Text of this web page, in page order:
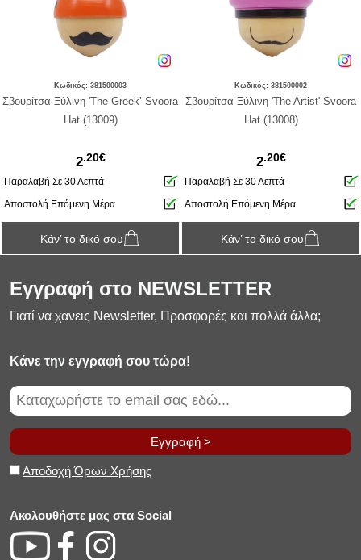
Κωδικός: 381500003
Σβουρίτσα Ξύλινη 'The Greek’ Svoora
Hat (13009)
2.20€
Παραλαβή Σε 30 Λεπτά
Αποστολή Επόμενη Μέρα
Κάν’ το δικό σου
Κωδικός: 381500002
Σβουρίτσα Ξύλινη 'The Artist' Svoora
Hat (13008)
2.20€
Παραλαβή Σε 30 Λεπτά
Αποστολή Επόμενη Μέρα
Κάν’ το δικό σου
Εγγραφή στο NEWSLETTER
Γιατί να χανεις Newsletter, Προσφορές και πολλά άλλα;
Κάνε την εγγραφή σου τώρα!
Εγγραφή >
Αποδοχή Όρων Χρήσης
Ακολουθήστε μας στα Social